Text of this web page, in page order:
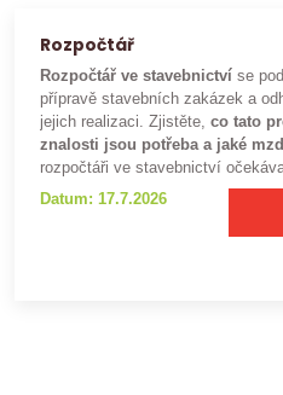
Rozpočtář
Rozpočtář ve stavebnictví se
přípravě stavebních zakázek a
jejich realizaci. Zjistěte,co tato
znalosti jsou potřeba a jaké
rozpočtáři ve stavebnictví
Datum: 17.7.2026